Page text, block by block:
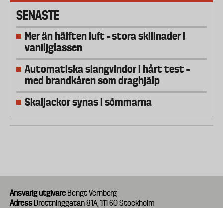
SENASTE
Mer än hälften luft – stora skillnader i
vaniljglassen
Automatiska slangvindor i hårt test –
med brandkåren som draghjälp
Skaljackor synas i sömmarna
Ansvarig utgivare Bengt Vernberg
Adress Drottninggatan 81A, 111 60 Stockholm